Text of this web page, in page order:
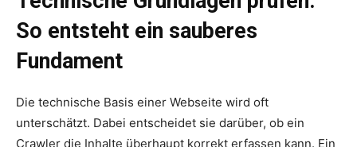
So entsteht ein sauberes
Fundament
Die technische Basis einer Webseite wird oft
unterschätzt. Dabei entscheidet sie darüber, ob ein
Crawler die Inhalte überhaupt korrekt erfassen kann. Ein